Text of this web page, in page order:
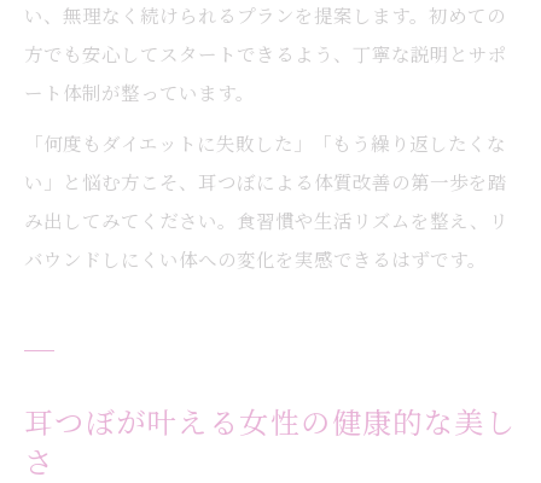
い、無理なく続けられるプランを提案します。初めての
方でも安心してスタートできるよう、丁寧な説明とサポ
ート体制が整っています。
「何度もダイエットに失敗した」「もう繰り返したくな
い」と悩む方こそ、耳つぼによる体質改善の第一歩を踏
み出してみてください。食習慣や生活リズムを整え、リ
バウンドしにくい体への変化を実感できるはずです。
耳つぼが叶える女性の健康的な美し
さ